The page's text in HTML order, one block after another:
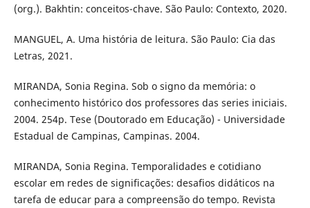
(org.). Bakhtin: conceitos-chave. São Paulo: Contexto, 2020.
MANGUEL, A. Uma história de leitura. São Paulo: Cia das
Letras, 2021.
MIRANDA, Sonia Regina. Sob o signo da memória: o
conhecimento histórico dos professores das series iniciais.
2004. 254p. Tese (Doutorado em Educação) - Universidade
Estadual de Campinas, Campinas. 2004.
MIRANDA, Sonia Regina. Temporalidades e cotidiano
escolar em redes de significações: desafios didáticos na
tarefa de educar para a compreensão do tempo. Revista